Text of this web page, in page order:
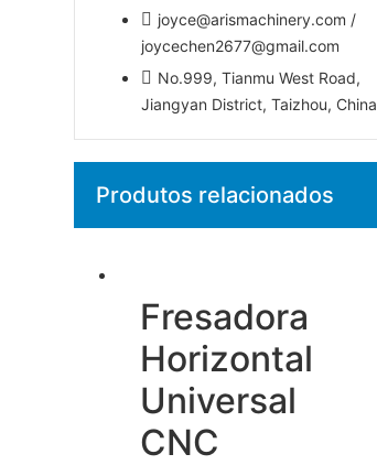
joyce@arismachinery.com /
joycechen2677@gmail.com
No.999, Tianmu West Road,
Jiangyan District, Taizhou, China
Produtos relacionados
Fresadora
Horizontal
Universal
CNC